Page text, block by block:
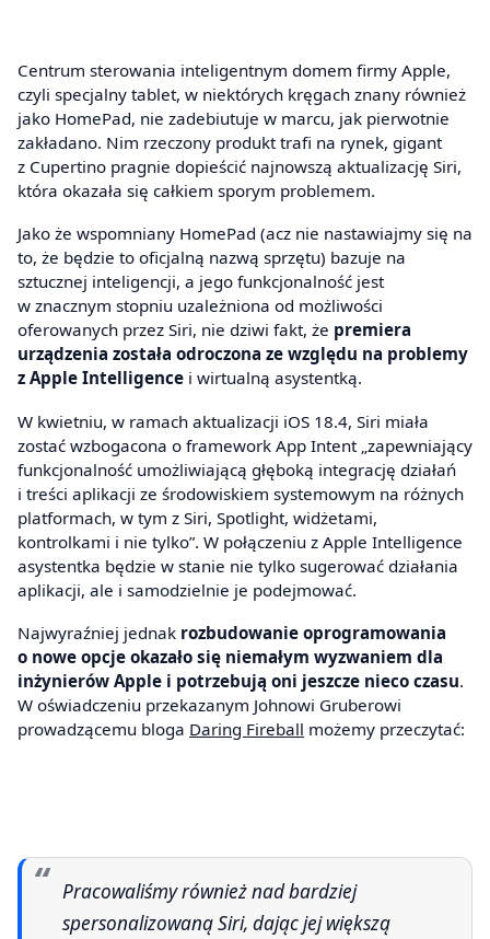
Centrum sterowania inteligentnym domem firmy Apple,
czyli specjalny tablet, w niektórych kręgach znany również
jako HomePad, nie zadebiutuje w marcu, jak pierwotnie
zakładano. Nim rzeczony produkt trafi na rynek, gigant
z Cupertino pragnie dopieścić najnowszą aktualizację Siri,
która okazała się całkiem sporym problemem.
Jako że wspomniany HomePad (acz nie nastawiajmy się na
to, że będzie to oficjalną nazwą sprzętu) bazuje na
sztucznej inteligencji, a jego funkcjonalność jest
w znacznym stopniu uzależniona od możliwości
oferowanych przez Siri, nie dziwi fakt, że premiera
urządzenia została odroczona ze względu na problemy
z Apple Intelligence i wirtualną asystentką.
W kwietniu, w ramach aktualizacji iOS 18.4, Siri miała
zostać wzbogacona o framework App Intent „zapewniający
funkcjonalność umożliwiającą głęboką integrację działań
i treści aplikacji ze środowiskiem systemowym na różnych
platformach, w tym z Siri, Spotlight, widżetami,
kontrolkami i nie tylko”. W połączeniu z Apple Intelligence
asystentka będzie w stanie nie tylko sugerować działania
aplikacji, ale i samodzielnie je podejmować.
Najwyraźniej jednak rozbudowanie oprogramowania
o nowe opcje okazało się niemałym wyzwaniem dla
inżynierów Apple i potrzebują oni jeszcze nieco czasu.
W oświadczeniu przekazanym Johnowi Gruberowi
prowadzącemu bloga Daring Fireball możemy przeczytać:
Pracowaliśmy również nad bardziej
spersonalizowaną Siri, dając jej większą